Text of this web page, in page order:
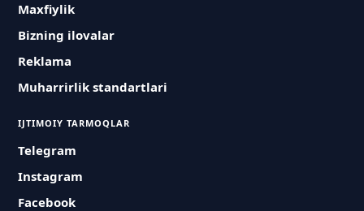
Maxfiylik
Bizning ilovalar
Reklama
Muharrirlik standartlari
IJTIMOIY TARMOQLAR
Telegram
Instagram
Facebook